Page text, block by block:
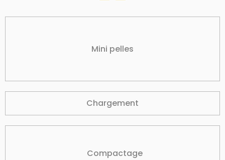
Mini pelles
Chargement
Compactage